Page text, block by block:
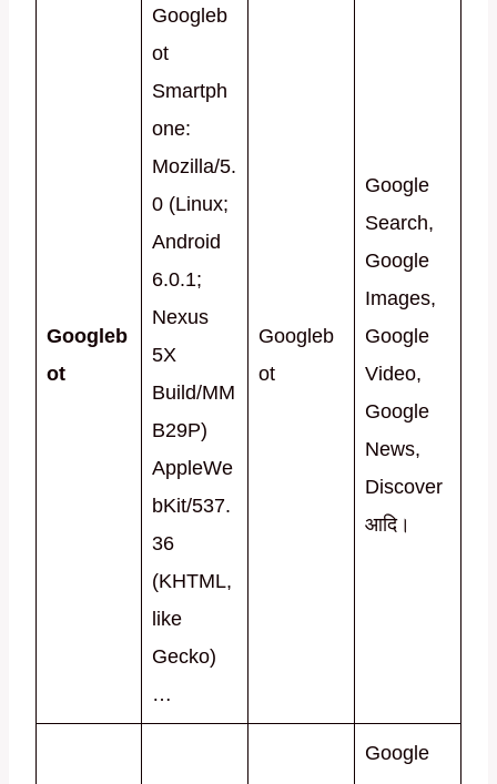
Googleb
ot
Googleb
ot
Smartph
one:
Mozilla/5.
0 (Linux;
Android
6.0.1;
Nexus
5X
Build/MM
B29P)
AppleWe
bKit/537.
36
(KHTML,
like
Gecko)
…
Googleb
ot
Google
Search,
Google
Images,
Google
Video,
Google
News,
Discover
आदि।
Google